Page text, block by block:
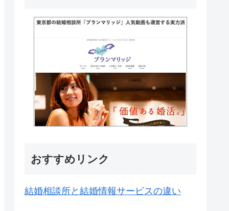
おすすめリンク
結婚相談所と結婚情報サービスの違い